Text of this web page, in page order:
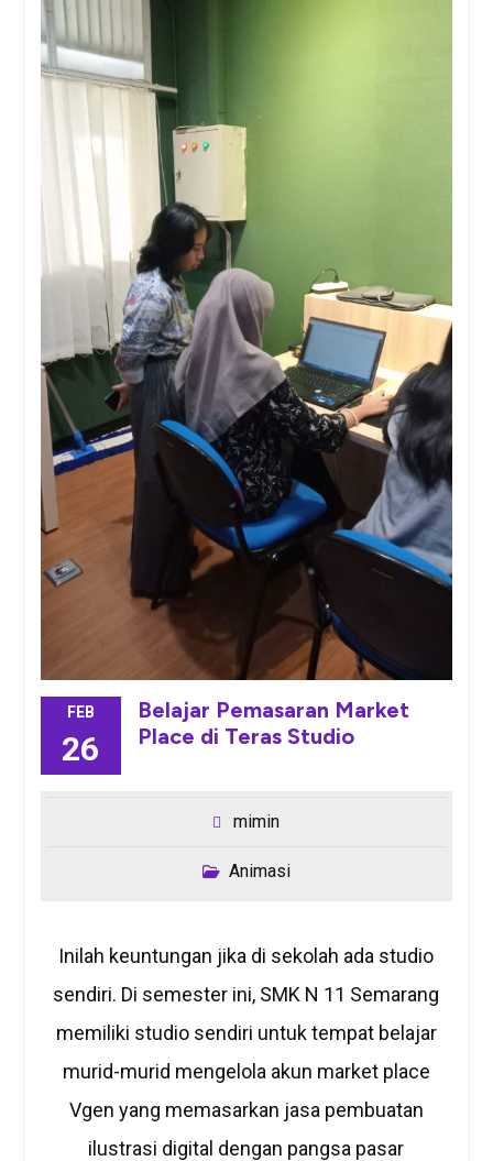
FEB
26
Belajar Pemasaran Market
Place di Teras Studio
mimin
Animasi
Inilah keuntungan jika di sekolah ada studio
sendiri. Di semester ini, SMK N 11 Semarang
memiliki studio sendiri untuk tempat belajar
murid-murid mengelola akun market place
Vgen yang memasarkan jasa pembuatan
ilustrasi digital dengan pangsa pasar